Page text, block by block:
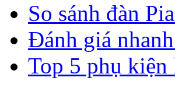
So sánh đàn
Đánh giá
Top 5 phụ kiện